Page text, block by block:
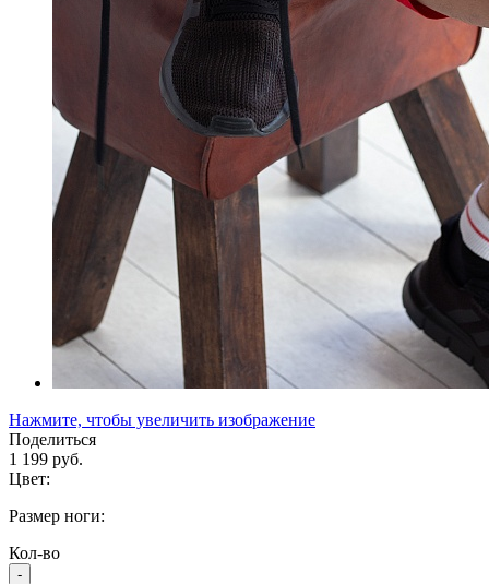
Нажмите, чтобы увеличить изображение
Поделиться
1 199 руб.
Цвет:
Размер ноги:
Кол-во
-